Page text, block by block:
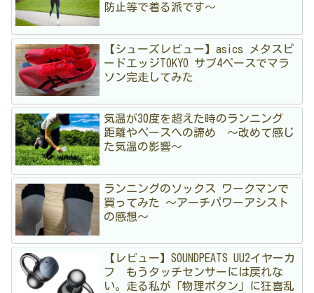
防止等で着る派です〜
【シューズレビュー】asics メタスピ
ードエッジTOKYO サブ4ペースでマラ
ソン完走してみた
気温が30度を超えた時のランニング
距離やペースへの諦め 〜改めて感じ
た気温の影響〜
ランニングのソックス ワークマンで
買ってみた 〜アーチパワーアシスト
の感想〜
【レビュー】SOUNDPEATS UU2イヤーカ
フ もうタッチセンサーには戻れな
い。走る私が「物理ボタン」に狂喜乱